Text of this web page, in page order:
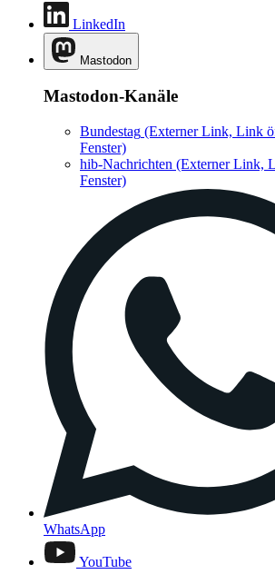
LinkedIn
Mastodon
Mastodon-Kanäle
Bundestag (Externer Link, Link
Fenster)
hib-Nachrichten (Externer Link,
Fenster)
WhatsApp
YouTube